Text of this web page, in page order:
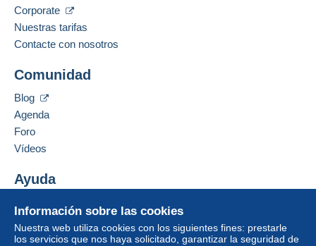
Información sobre las cookies
Nuestra web utiliza cookies con los siguientes fines: prestarle
los servicios que nos haya solicitado, garantizar la seguridad de
Corporate
Nuestras tarifas
Contacte con nosotros
Comunidad
Blog
Agenda
Foro
Vídeos
Ayuda
Comprar en Delcampe
Vender en Delcampe